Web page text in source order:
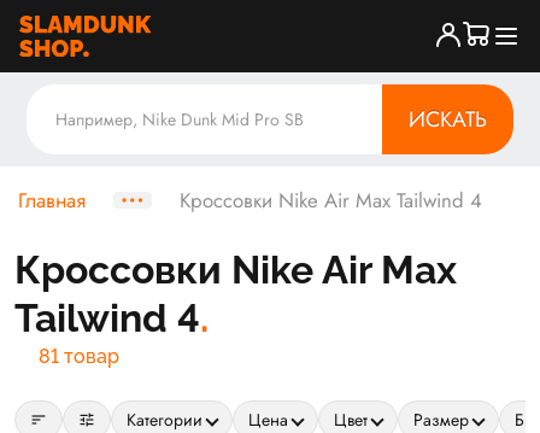
ИСКАТЬ
Главная Кроссовки Nike Air Max Tailwind 4
Кроссовки Nike Air Max
Tailwind 4
81 товар
sort tune Категории Цена Цвет Размер